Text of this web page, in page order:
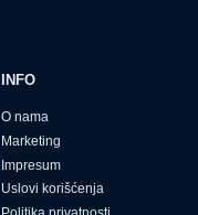
INFO
O nama
Marketing
Impresum
Uslovi korišćenja